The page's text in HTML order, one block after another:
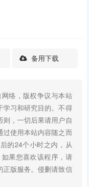
备用下载
络，版权争议与本站
学习和研究目的。不得
，一切后果请用户自
过使用本站内容随之而
的24个小时之内，从
果您喜欢该程序，请
正版服务。侵删请致信